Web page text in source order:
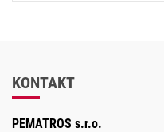
KONTAKT
PEMATROS s.r.o.